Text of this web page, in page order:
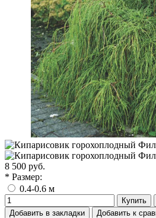
8 500 руб.
* Размер:
0.4-0.6 м
Купить
Добавить в закладки
Добавить к